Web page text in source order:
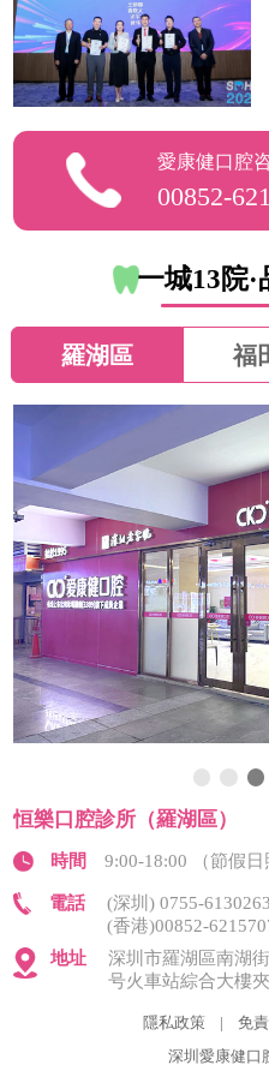
愛康健口腔
00852-
一城13院
羅湖區 福
恒樂口腔診所（羅湖區）
時間 9:00-18:00 （節假日
電話
(深圳) 0755-
(香港)00852-
地址
深圳市羅湖區南湖
号火車站綜合大樓
隱私政策 | 免
深圳愛康健口